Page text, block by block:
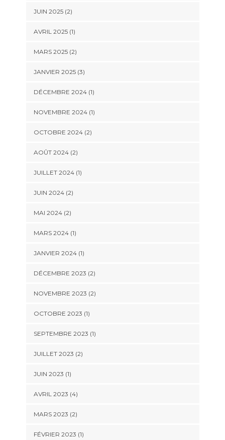
JUIN 2025(2)
AVRIL 2025(1)
MARS 2025(2)
JANVIER 2025(3)
DÉCEMBRE 2024(1)
NOVEMBRE 2024(1)
OCTOBRE 2024(2)
AOÛT 2024(2)
JUILLET 2024(1)
JUIN 2024(2)
MAI 2024(2)
MARS 2024(1)
JANVIER 2024(1)
DÉCEMBRE 2023 (2)
NOVEMBRE 2023 (2)
OCTOBRE 2023 (1)
SEPTEMBRE 2023 (1)
JUILLET 2023 (2)
JUIN 2023 (1)
AVRIL 2023 (4)
MARS 2023 (2)
FÉVRIER 2023 (1)